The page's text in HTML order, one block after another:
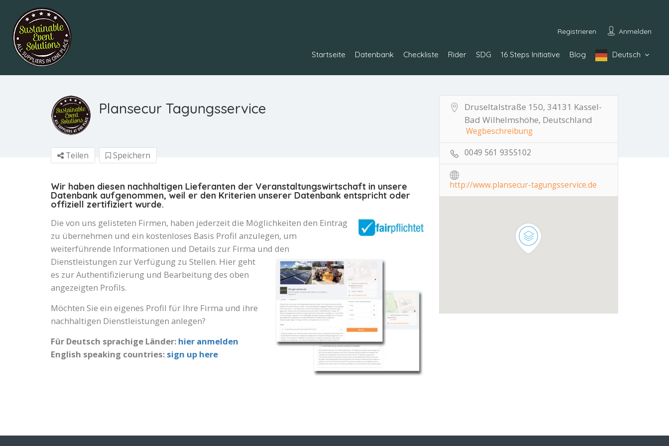
Registrieren Anmelden
Startseite Datenbank Checkliste Rider SDG 16 Steps Initiative Blog Deutsch
Plansecur Tagungsservice
Teilen Speichern
Wir haben diesen nachhaltigen Lieferanten der Veranstaltungswirtschaft in unsere
Datenbank aufgenommen, weil er den Kriterien unserer Datenbank entspricht oder
offiziell zertifiziert wurde.
Die von uns gelisteten Firmen, haben jederzeit die Möglichkeiten den Eintrag
zu übernehmen und ein kostenloses Basis Profil anzulegen, um
weiterführende Informationen und Details zur Firma und den
Dienstleistungen zur Verfügung zu Stellen. Hier geht
es zur Authentifizierung und Bearbeitung des oben
angezeigten Profils.
Möchten Sie ein eigenes Profil für Ihre Firma und ihre
nachhaltigen Dienstleistungen anlegen?
Für Deutsch sprachige Länder: hier anmelden
English speaking countries: sign up here
Druseltalstraße 150, 34131 Kassel-
Bad Wilhelmshöhe, Deutschland
Wegbeschreibung
0049 561 9355102
http://www.plansecur-tagungsservice.de